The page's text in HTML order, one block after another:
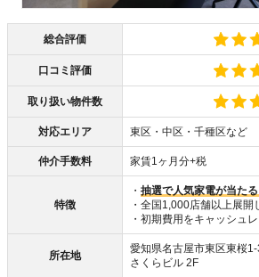
総合評価
口コミ評価
取り扱い物件数
対応エリア 東区・中区・千種区など
仲介手数料 家賃1ヶ月分+税
特徴
・ 抽選で人気家電が当た
・全国1,000店舗以上展開
・初期費用をキャッシュ
所在地
愛知県名古屋市東区東桜1-
さくらビル 2F